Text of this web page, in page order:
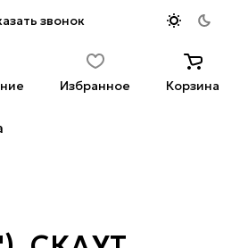
звонок
Избранное Корзина